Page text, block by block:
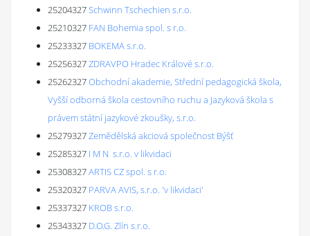
25204327Schwinn Tschechien s.r.o.
25210327 FAN Bohemia spol. s r.o.
25233327 BOKEMA s.r.o.
25256327ZDRAVPO Hradec Králové s.r.o.
25262327Obchodní akademie, Střední pedagogická škola,
Vyšší odborná škola cestovního ruchu a Jazyková škola s
právem státní jazykové zkoušky, s.r.o.
25279327Zemědělská akciová společnost Býšť
25285327 I M N s.r.o. v likvidaci
25308327ARTIS CZ spol. s r.o.
25320327 PARVA AVIS, s.r.o. 'v likvidaci'
25337327 KROB s.r.o.
25343327 D.O.G. Zlín s.r.o.